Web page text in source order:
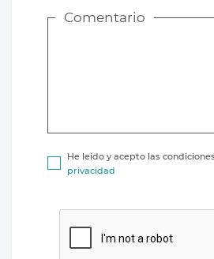
Comentario
He leído y acepto las
privacidad